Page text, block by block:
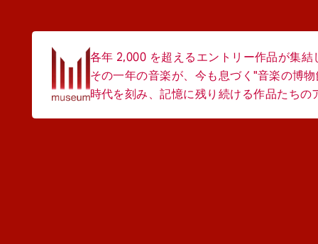
各年 2,000 を超えるエントリー作品が集結
その一年の音楽が、今も息づく"音楽の博
時代を刻み、記憶に残り続ける作品たち